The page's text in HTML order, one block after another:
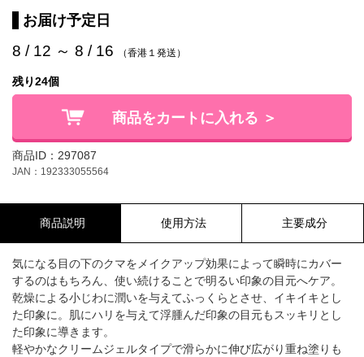
お届け予定日
8 / 12 ～ 8 / 16 （香港１発送）
残り24個
商品をカートに入れる ＞
商品ID：297087
JAN：192333055564
商品説明 使用方法 主要成分
気になる目の下のクマをメイクアップ効果によって瞬時にカバー
するのはもちろん、使い続けることで明るい印象の目元へケア。
乾燥による小じわに潤いを与えてふっくらとさせ、イキイキとし
た印象に。肌にハリを与えて浮腫んだ印象の目元もスッキリとし
た印象に導きます。
軽やかなクリームジェルタイプで滑らかに伸び広がり重ね塗りも